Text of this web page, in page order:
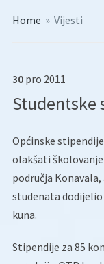
Home » Vijesti
30 pro 2011
Studentske
Općinske
olakšati
područja
studenata dodijelio
kuna.
Stipendije za 85